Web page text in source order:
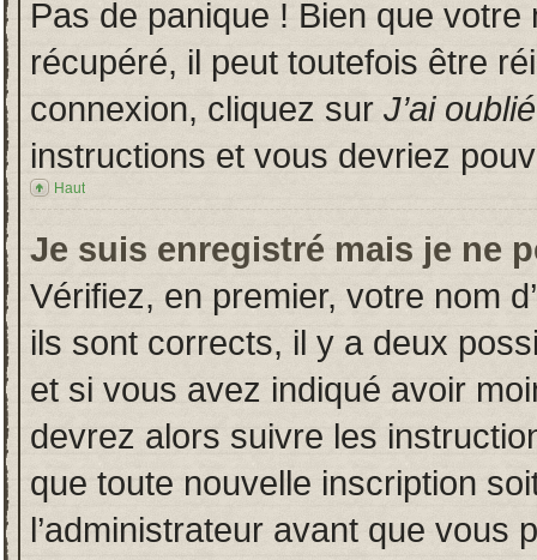
Pas de panique ! Bien que
récupéré, il peut toutefois être
connexion, cliquez sur J’ai
instructions et vous devriez
Haut
Je suis enregistré mais je ne
Vérifiez, en premier, votre nom
ils sont corrects, il y a deux
et si vous avez indiqué avoir
devrez alors suivre les
que toute nouvelle inscription
l’administrateur avant que vous